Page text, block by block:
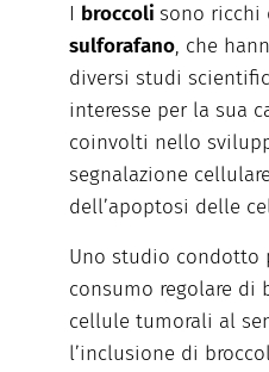
I broccoli sono ricchi
sulforafano, che
diversi studi
interesse per la sua
coinvolti nello
segnalazione
dell’apoptosi delle
Uno studio condotto
consumo regolare di
cellule tumorali al
l’inclusione di